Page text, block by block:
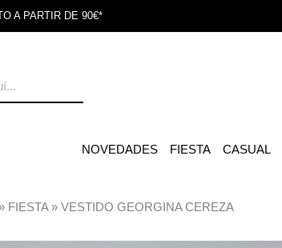
A PARTIR DE 90€*
NOVEDADES FIESTA CASUAL
FIESTA» VESTIDO GEORGINA CEREZA